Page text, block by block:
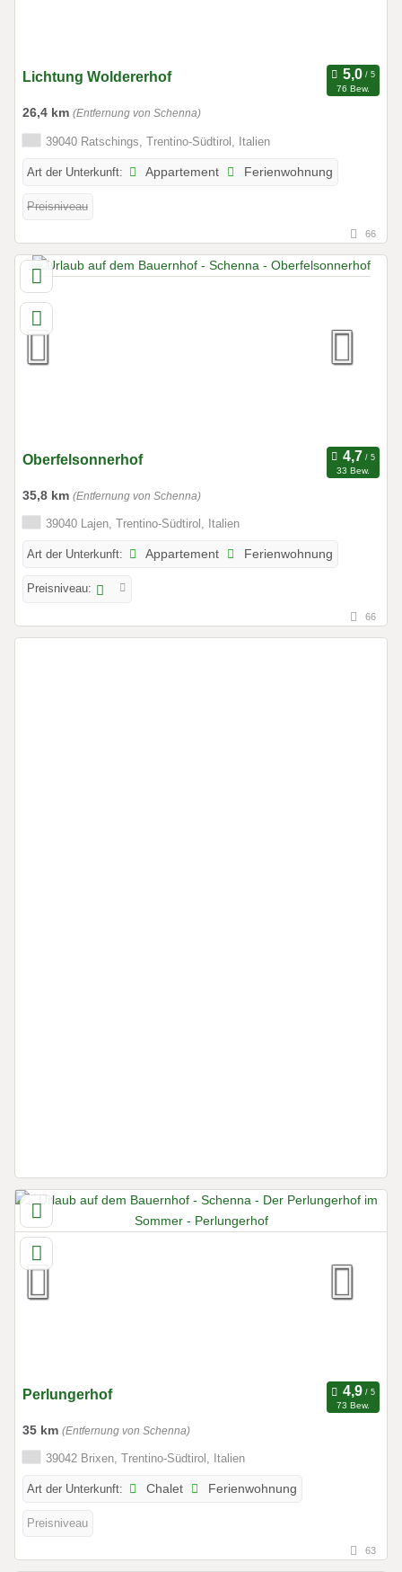
Lichtung Woldererhof
76 Bew.
26,4 km (Entfernung von Schenna)
39040 Ratschings, Trentino-Südtirol, Italien
Art der Unterkunft: Appartement Ferienwohnung
Preisniveau
66
Oberfelsonnerhof
33 Bew.
35,8 km (Entfernung von Schenna)
39040 Lajen, Trentino-Südtirol, Italien
Art der Unterkunft: Appartement Ferienwohnung
Preisniveau:
66
Perlungerhof
73 Bew.
35 km (Entfernung von Schenna)
39042 Brixen, Trentino-Südtirol, Italien
Art der Unterkunft: Chalet Ferienwohnung
Preisniveau
63